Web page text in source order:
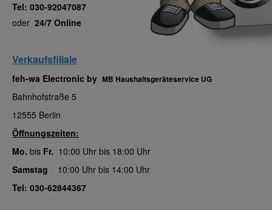
Tel: 030-92047087
oder 24/7 Online
Verkaufsfiliale
feh-wa Electronic by MB Haushaltsgeräteservice UG
Bahnhofstraße 5
12555 Berlin
Öffnungszeiten:
Mo. bis Fr. 10:00 Uhr bis 18:00 Uhr
Samstag 10:00 Uhr bis 14:00 Uhr
Tel: 030-62844367